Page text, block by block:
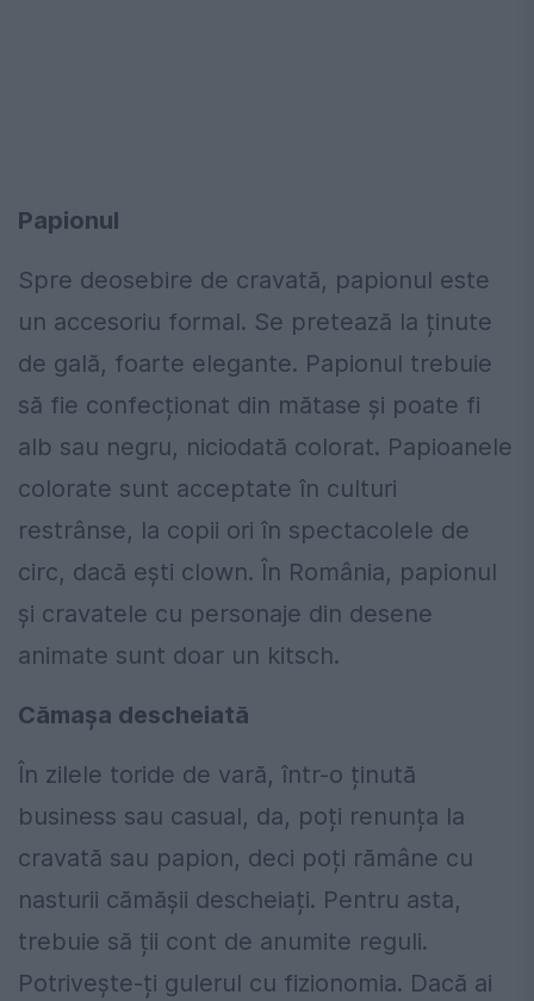
Papionul
Spre deosebire de cravată, papionul este
un accesoriu formal. Se pretează la ținute
de gală, foarte elegante. Papionul trebuie
să fie confecționat din mătase și poate fi
alb sau negru, niciodată colorat. Papioanele
colorate sunt acceptate în culturi
restrânse, la copii ori în spectacolele de
circ, dacă ești clown. În România, papionul
și cravatele cu personaje din desene
animate sunt doar un kitsch.
Cămașa descheiată
În zilele toride de vară, într-o ținută
business sau casual, da, poți renunța la
cravată sau papion, deci poți rămâne cu
nasturii cămășii descheiați. Pentru asta,
trebuie să ții cont de anumite reguli.
Potrivește-ți gulerul cu fizionomia. Dacă ai